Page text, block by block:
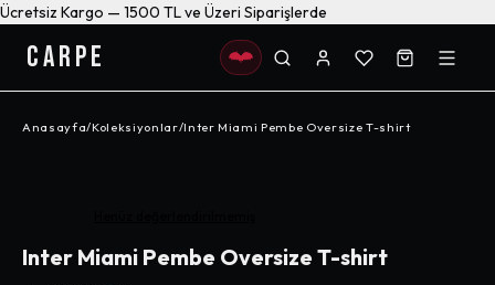
Ücretsiz Kargo — 1500 TL ve Üzeri Siparişlerde
CARPE
Anasayfa/Koleksiyonlar/Inter Miami Pembe Oversize T-shirt
Inter Miami Pembe Oversize T-shirt